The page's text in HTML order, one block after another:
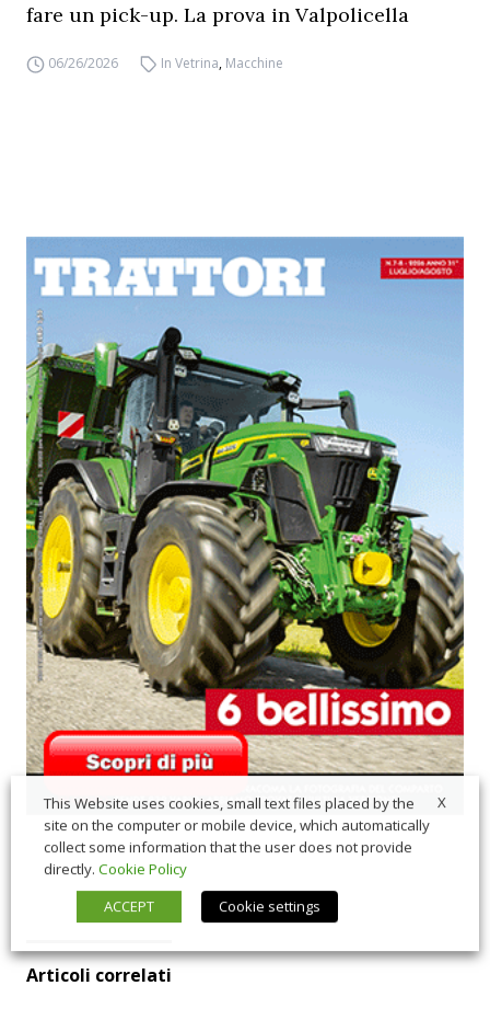
fare un pick-up. La prova in Valpolicella
06/26/2026 In Vetrina, Macchine
Articoli correlati
X
This Website uses cookies, small text files placed by the
site on the computer or mobile device, which automatically
collect some information that the user does not provide
directly. Cookie Policy
ACCEPT
Cookie settings